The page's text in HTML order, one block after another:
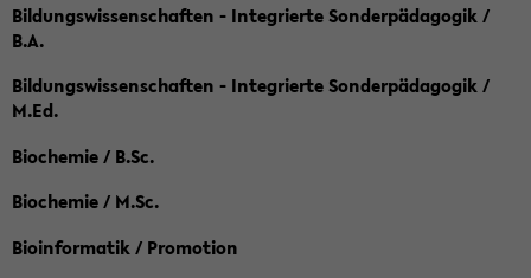
Bildungswissenschaften - Integrierte Sonderpädagogik /
B.A.
Bildungswissenschaften - Integrierte Sonderpädagogik /
M.Ed.
Biochemie / B.Sc.
Biochemie / M.Sc.
Bioinformatik / Promotion